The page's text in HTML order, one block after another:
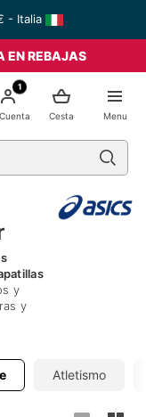
- Italia
EN REBAJAS
Menu
Cesta
1
y
y
Atletismo